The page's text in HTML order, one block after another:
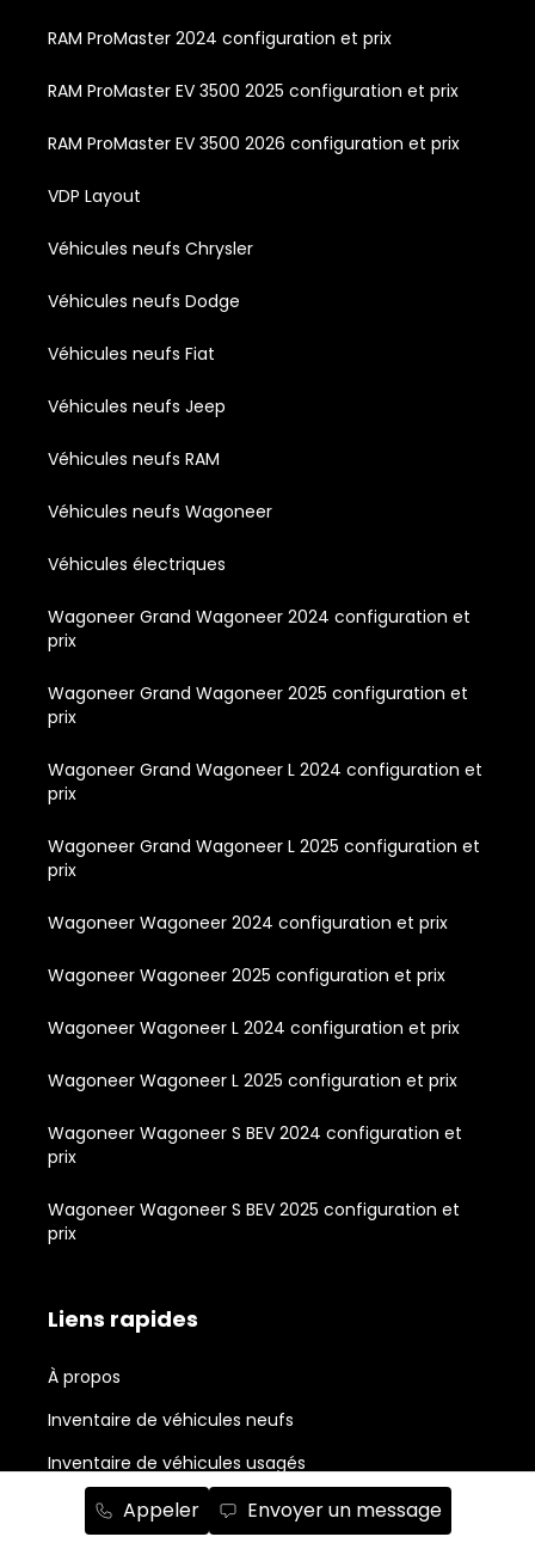
Appeler Envoyer un message
RAM ProMaster 2024 configuration et prix
RAM ProMaster EV 3500 2025 configuration et prix
RAM ProMaster EV 3500 2026 configuration et prix
VDP Layout
Véhicules neufs Chrysler
Véhicules neufs Dodge
Véhicules neufs Fiat
Véhicules neufs Jeep
Véhicules neufs RAM
Véhicules neufs Wagoneer
Véhicules électriques
Wagoneer Grand Wagoneer 2024 configuration et
prix
Wagoneer Grand Wagoneer 2025 configuration et
prix
Wagoneer Grand Wagoneer L 2024 configuration et
prix
Wagoneer Grand Wagoneer L 2025 configuration et
prix
Wagoneer Wagoneer 2024 configuration et prix
Wagoneer Wagoneer 2025 configuration et prix
Wagoneer Wagoneer L 2024 configuration et prix
Wagoneer Wagoneer L 2025 configuration et prix
Wagoneer Wagoneer S BEV 2024 configuration et
prix
Wagoneer Wagoneer S BEV 2025 configuration et
prix
Liens rapides
À propos
Inventaire de véhicules neufs
Inventaire de véhicules usagés
Outils d'achat